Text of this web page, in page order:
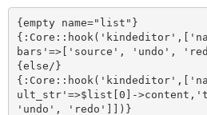
{empty name="list"}
bars'=>['source', 'undo',
{else/}
ult_str'=>$list[0]-
'undo', 'redo']])}